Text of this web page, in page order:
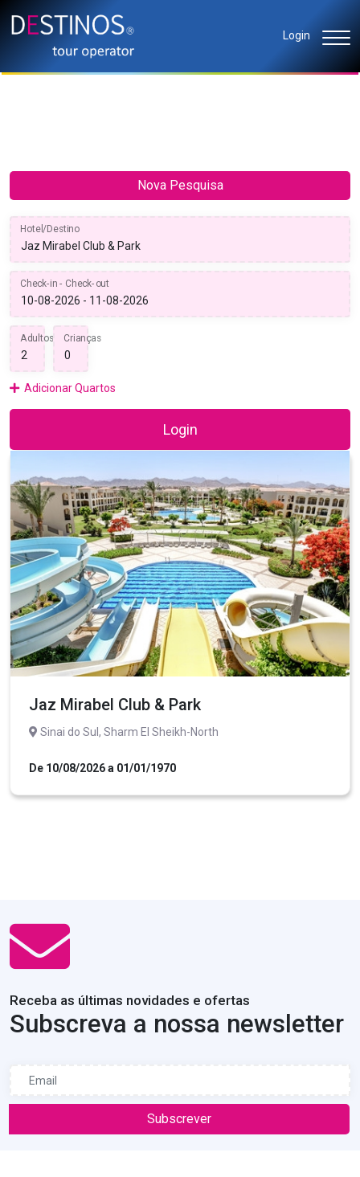
Login
Nova Pesquisa
Hotel/Destino
Check-in - Check-out
Adultos Crianças
Adicionar Quartos
Login
Jaz Mirabel Club & Park
Sinai do Sul, Sharm El Sheikh-North
De 10/08/2026 a 01/01/1970
Receba as últimas novidades e ofertas
Subscreva a nossa newsletter
Subscrever